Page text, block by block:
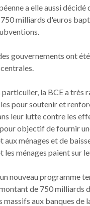
a elle aussi
milliards d'euros
gouvernements ont
particulier, la BCE a très
pour soutenir et
leur lutte contre les
objectif de fournir
aux ménages et de
les ménages paient sur
nouveau programme
de 750 milliards
massifs aux banques de